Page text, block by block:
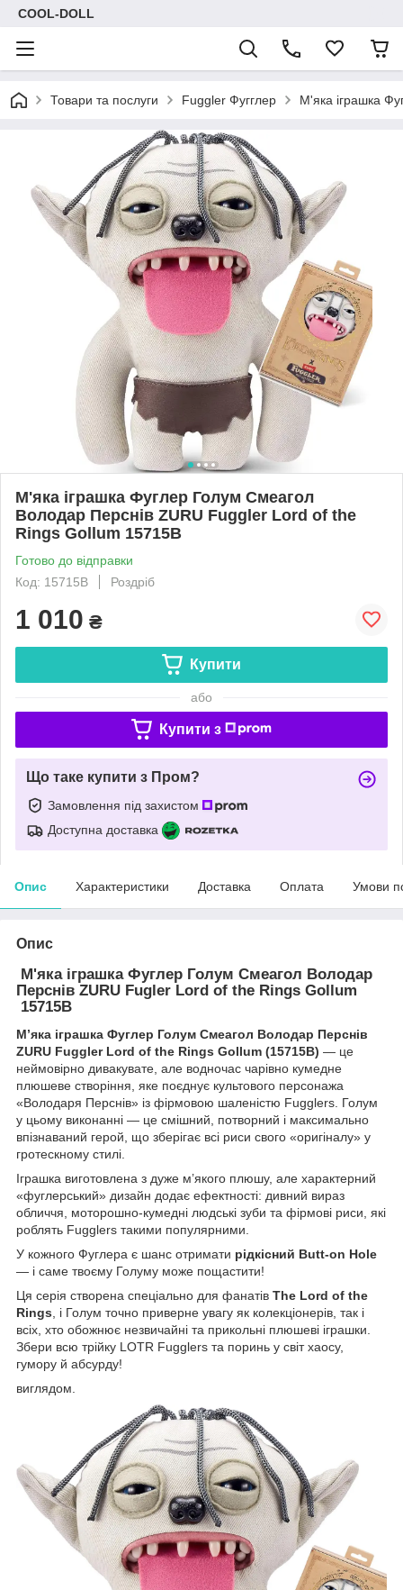
COOL-DOLL
Товари та послуги Fuggler Фугглер М'яка іграшка
М'яка іграшка Фуглер Голум Смеагол
Володар Перснів ZURU Fuggler Lord of the
Rings Gollum 15715B
Готово до відправки
Код: 15715B
Роздріб
1 010 ₴
Купити
або
Купити з
Що таке купити з Пром?
Замовлення під захистом
Доступна доставка
Опис Характеристики Доставка Оплата Умови
Опис
М'яка іграшка Фуглер Голум Смеагол Володар
Перснів ZURU Fugler Lord of the Rings Gollum
15715B
М’яка іграшка Фуглер Голум Смеагол Володар Перснів
ZURU Fuggler Lord of the Rings Gollum (15715B) — це
неймовірно дивакувате, але водночас чарівно кумедне
плюшеве створіння, яке поєднує культового персонажа
«Володаря Перснів» із фірмовою шаленістю Fugglers. Голум
у цьому виконанні — це смішний, потворний і максимально
впізнаваний герой, що зберігає всі риси свого «оригіналу» у
гротескному стилі.
Іграшка виготовлена з дуже м’якого плюшу, але характерний
«фуглерський» дизайн додає ефектності: дивний вираз
обличчя, моторошно-кумедні людські зуби та фірмові риси, які
роблять Fugglers такими популярними.
У кожного Фуглера є шанс отримати рідкісний Butt-on Hole
— і саме твоєму Голуму може пощастити!
Ця серія створена спеціально для фанатів The Lord of the
Rings , і Голум точно приверне увагу як колекціонерів, так і
всіх, хто обожнює незвичайні та прикольні плюшеві іграшки.
Збери всю трійку LOTR Fugglers та поринь у світ хаосу,
гумору й абсурду!
виглядом.